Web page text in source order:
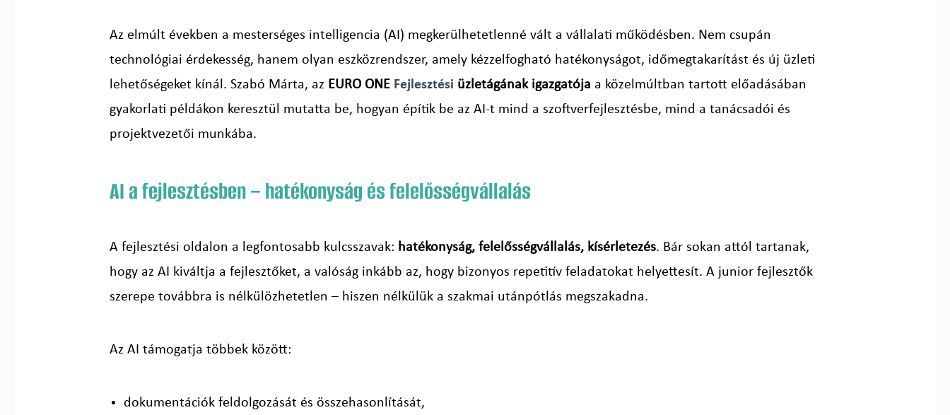
Az elmúlt években a mesterséges intelligencia (AI) megkerülhetetlenné vált a vállalati működésben. Nem csupán
technológiai érdekesség, hanem olyan eszközrendszer, amely kézzelfogható hatékonyságot, időmegtakarítást és új üzleti
lehetőségeket kínál. Szabó Márta, az EURO ONE Fejlesztési üzletágának igazgatója a közelmúltban tartott előadásában
gyakorlati példákon keresztül mutatta be, hogyan építik be az AI-t mind a szoftverfejlesztésbe, mind a tanácsadói és
projektvezetői munkába.
AI a fejlesztésben – hatékonyság és felelősségvállalás
A fejlesztési oldalon a legfontosabb kulcsszavak: hatékonyság, felelősségvállalás, kísérletezés. Bár sokan attól tartanak,
hogy az AI kiváltja a fejlesztőket, a valóság inkább az, hogy bizonyos repetitív feladatokat helyettesít. A junior fejlesztők
szerepe továbbra is nélkülözhetetlen – hiszen nélkülük a szakmai utánpótlás megszakadna.
Az AI támogatja többek között:
dokumentációk feldolgozását és összehasonlítását,